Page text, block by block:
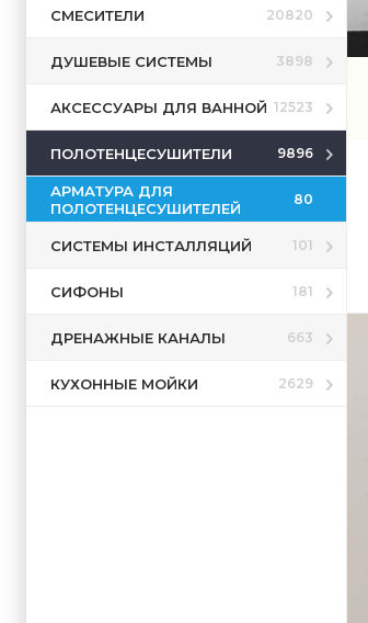
СМЕСИТЕЛИ 20820
ДУШЕВЫЕ СИСТЕМЫ 3898
АКСЕССУАРЫ ДЛЯ ВАННОЙ 12523
ПОЛОТЕНЦЕСУШИТЕЛИ 9896
АРМАТУРА ДЛЯ
ПОЛОТЕНЦЕСУШИТЕЛЕЙ
80
СИСТЕМЫ ИНСТАЛЛЯЦИЙ 101
СИФОНЫ 181
ДРЕНАЖНЫЕ КАНАЛЫ 663
КУХОННЫЕ МОЙКИ 2629